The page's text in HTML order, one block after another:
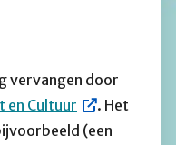
vervangen door
en Cultuur
. Het
(een